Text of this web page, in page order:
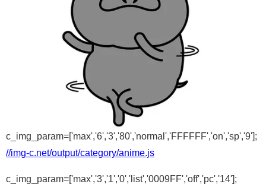
c_img_param=['max','6','3','80','normal','FFFFFF','on','sp','9'];
//img-c.net/output/category/anime.js
c_img_param=['max','3','1','0','list','0009FF','off','pc','14'];